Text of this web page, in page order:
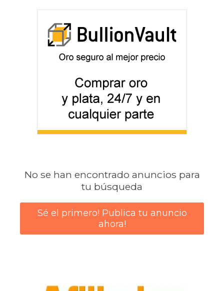
No se han encontrado anuncios para
tu búsqueda
Sé el primero! Publica tu anuncio
ahora!